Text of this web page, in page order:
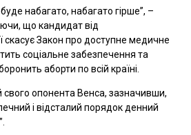
набагато, набагато гірше”, –
що кандидат від
скасує Закон про доступне медичне
соціальне забезпечення та
аборти по всій країні.
свого опонента Венса, зазначивши,
і відсталий порядок денний